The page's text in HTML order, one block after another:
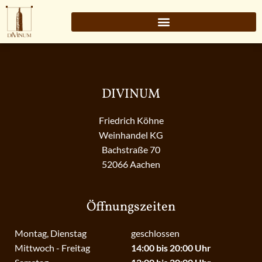
DIVINUM
Friedrich Köhne
Weinhandel KG
Bachstraße 70
52066 Aachen
Öffnungszeiten
Montag, Dienstag
Mittwoch - Freitag
geschlossen
14:00 bis 20:00 Uhr